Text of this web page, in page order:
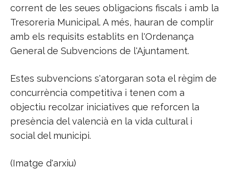
corrent de les seues obligacions fiscals i amb la
Tresoreria Municipal. A més, hauran de complir
amb els requisits establits en l'Ordenança
General de Subvencions de l'Ajuntament.
Estes subvencions s'atorgaran sota el règim de
concurrència competitiva i tenen com a
objectiu recolzar iniciatives que reforcen la
presència del valencià en la vida cultural i
social del municipi.
(Imatge d'arxiu)